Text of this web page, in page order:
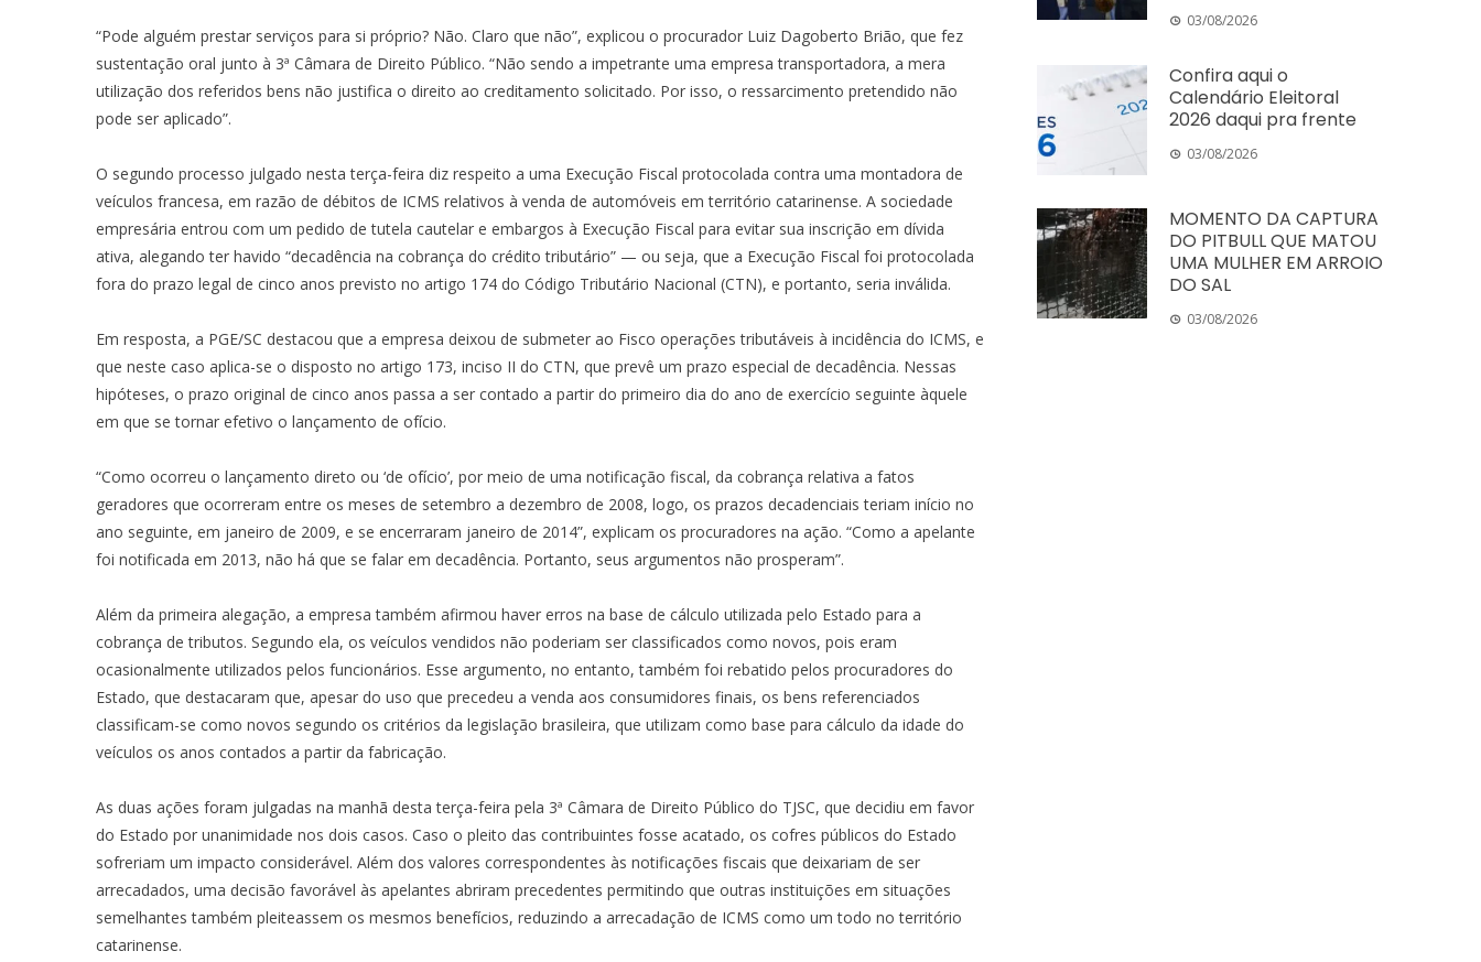
“Pode alguém prestar serviços para si próprio? Não. Claro que não”, explicou o procurador Luiz Dagoberto Brião, que fez
sustentação oral junto à 3ª Câmara de Direito Público. “Não sendo a impetrante uma empresa transportadora, a mera
utilização dos referidos bens não justifica o direito ao creditamento solicitado. Por isso, o ressarcimento pretendido não
pode ser aplicado”.
O segundo processo julgado nesta terça-feira diz respeito a uma Execução Fiscal protocolada contra uma montadora de
veículos francesa, em razão de débitos de ICMS relativos à venda de automóveis em território catarinense. A sociedade
empresária entrou com um pedido de tutela cautelar e embargos à Execução Fiscal para evitar sua inscrição em dívida
ativa, alegando ter havido “decadência na cobrança do crédito tributário” — ou seja, que a Execução Fiscal foi protocolada
fora do prazo legal de cinco anos previsto no artigo 174 do Código Tributário Nacional (CTN), e portanto, seria inválida.
Em resposta, a PGE/SC destacou que a empresa deixou de submeter ao Fisco operações tributáveis à incidência do ICMS, e
que neste caso aplica-se o disposto no artigo 173, inciso II do CTN, que prevê um prazo especial de decadência. Nessas
hipóteses, o prazo original de cinco anos passa a ser contado a partir do primeiro dia do ano de exercício seguinte àquele
em que se tornar efetivo o lançamento de ofício.
“Como ocorreu o lançamento direto ou ‘de ofício’, por meio de uma notificação fiscal, da cobrança relativa a fatos
geradores que ocorreram entre os meses de setembro a dezembro de 2008, logo, os prazos decadenciais teriam início no
ano seguinte, em janeiro de 2009, e se encerraram janeiro de 2014”, explicam os procuradores na ação. “Como a apelante
foi notificada em 2013, não há que se falar em decadência. Portanto, seus argumentos não prosperam”.
Além da primeira alegação, a empresa também afirmou haver erros na base de cálculo utilizada pelo Estado para a
cobrança de tributos. Segundo ela, os veículos vendidos não poderiam ser classificados como novos, pois eram
ocasionalmente utilizados pelos funcionários. Esse argumento, no entanto, também foi rebatido pelos procuradores do
Estado, que destacaram que, apesar do uso que precedeu a venda aos consumidores finais, os bens referenciados
classificam-se como novos segundo os critérios da legislação brasileira, que utilizam como base para cálculo da idade do
veículos os anos contados a partir da fabricação.
As duas ações foram julgadas na manhã desta terça-feira pela 3ª Câmara de Direito Público do TJSC, que decidiu em favor
do Estado por unanimidade nos dois casos. Caso o pleito das contribuintes fosse acatado, os cofres públicos do Estado
sofreriam um impacto considerável. Além dos valores correspondentes às notificações fiscais que deixariam de ser
arrecadados, uma decisão favorável às apelantes abriram precedentes permitindo que outras instituições em situações
semelhantes também pleiteassem os mesmos benefícios, reduzindo a arrecadação de ICMS como um todo no território
catarinense.
03/08/2026
Confira aqui o
Calendário Eleitoral
2026 daqui pra frente
03/08/2026
MOMENTO DA CAPTURA
DO PITBULL QUE MATOU
UMA MULHER EM ARROIO
DO SAL
03/08/2026